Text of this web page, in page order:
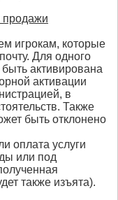
продажи
игрокам, которые
Для одного
активирована
активации
в
Также
быть отклонено
оплата услуги
или под
также изъята).